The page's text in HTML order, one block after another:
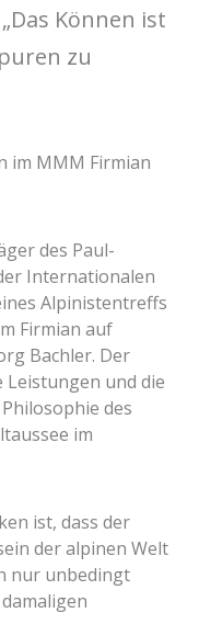
Können ist
zu
im MMM Firmian
des Paul-
Internationalen
Alpinistentreffs
Firmian auf
Bachler. Der
und die
des
im
ist, dass der
der alpinen Welt
nur unbedingt